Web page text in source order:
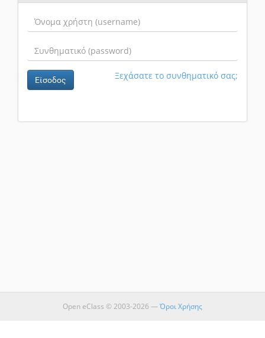
Είσοδος Ξεχάσατε το συνθηματικό σας;
Open eClass © 2003-2026 —Όροι Χρήσης